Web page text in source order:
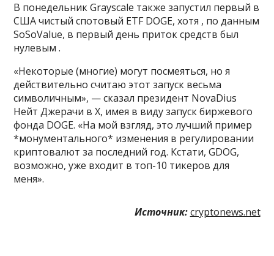
В понедельник Grayscale также запустил первый в
США чистый спотовый ETF DOGE, хотя , по данным
SoSoValue, в первый день приток средств был
нулевым .
«Некоторые (многие) могут посмеяться, но я
действительно считаю этот запуск весьма
символичным», — сказал президент NovaDius
Нейт Джерачи в X, имея в виду запуск биржевого
фонда DOGE. «На мой взгляд, это лучший пример
*монументального* изменения в регулировании
криптовалют за последний год. Кстати, GDOG,
возможно, уже входит в топ-10 тикеров для
меня».
Источник: cryptonews.net